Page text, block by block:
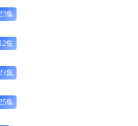
集
集
集
集